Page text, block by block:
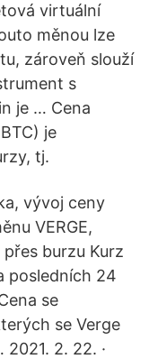
virtuální
měnou lze
zároveň slouží
s
je … Cena
je
tj.
vývoj ceny
VERGE,
burzu Kurz
posledních 24
se
se Verge
2. 22. ·